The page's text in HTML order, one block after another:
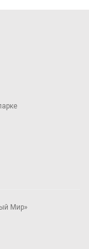
Мир»